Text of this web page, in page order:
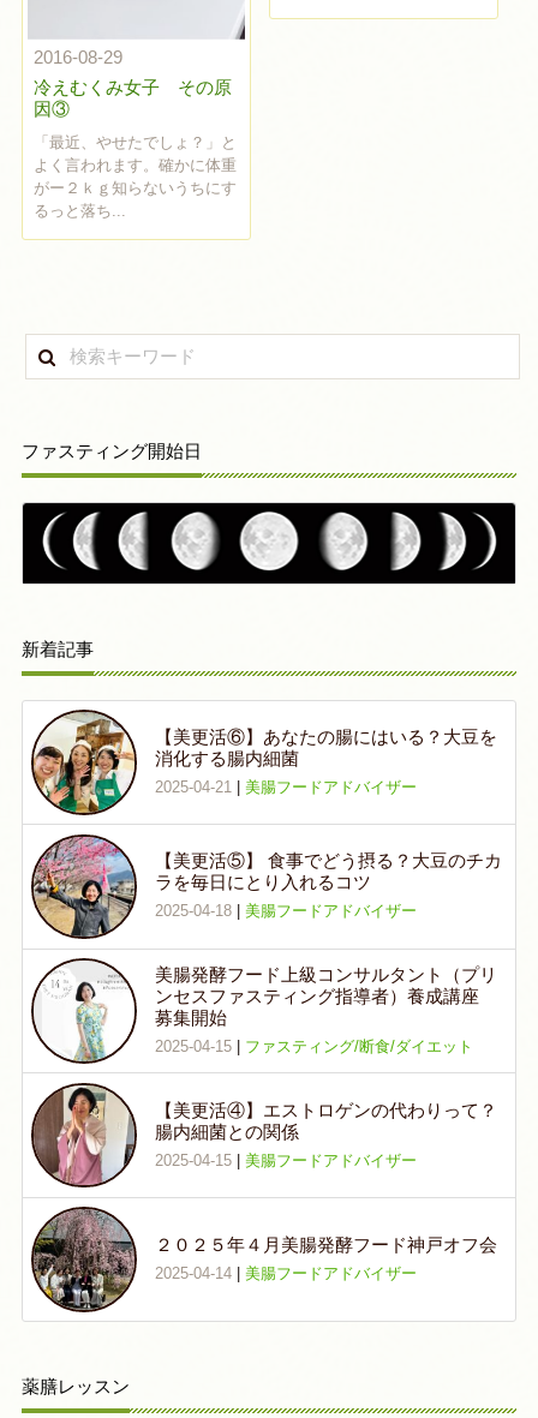
2016-08-29
冷えむくみ女子 その原
因③
「最近、やせたでしょ？」と
よく言われます。確かに体重
がー２ｋｇ知らないうちにす
るっと落ち...
ファスティング開始日
新着記事
【美更活⑥】あなたの腸にはいる？大豆を
消化する腸内細菌
2025-04-21 美腸フードアドバイザー
【美更活⑤】 食事でどう摂る？大豆のチカ
ラを毎日にとり入れるコツ
2025-04-18| 美腸フードアドバイザー
美腸発酵フード上級コンサルタント（プリ
ンセスファスティング指導者）養成講座
募集開始
2025-04-15| ファスティング/断食/ダイエット
【美更活④】エストロゲンの代わりって？
腸内細菌との関係
2025-04-15| 美腸フードアドバイザー
２０２５年４月美腸発酵フード神戸オフ会
2025-04-14| 美腸フードアドバイザー
薬膳レッスン